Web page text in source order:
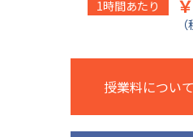
1時間あたり ￥
授業料につい